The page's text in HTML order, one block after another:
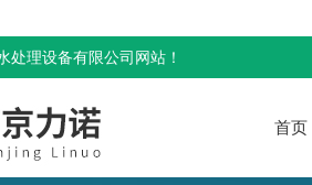
处理设备有限公司网站！
首页